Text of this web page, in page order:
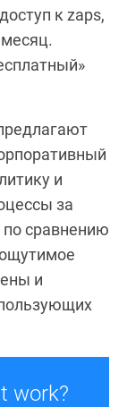
к zaps,
и
за
сравнению
и
work?